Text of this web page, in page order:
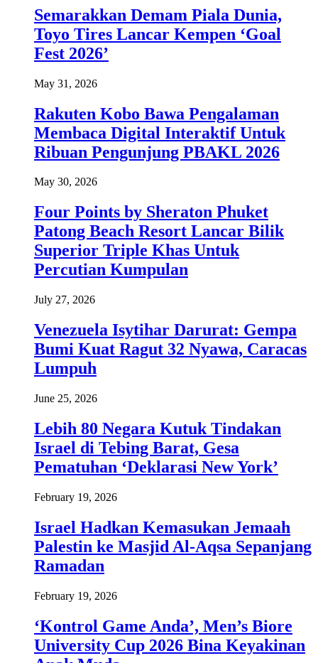
Semarakkan Demam Piala Dunia,
Toyo Tires Lancar Kempen ‘Goal
Fest 2026’
May 31, 2026
Rakuten Kobo Bawa Pengalaman
Membaca Digital Interaktif Untuk
Ribuan Pengunjung PBAKL 2026
May 30, 2026
Four Points by Sheraton Phuket
Patong Beach Resort Lancar Bilik
Superior Triple Khas Untuk
Percutian Kumpulan
July 27, 2026
Venezuela Isytihar Darurat: Gempa
Bumi Kuat Ragut 32 Nyawa, Caracas
Lumpuh
June 25, 2026
Lebih 80 Negara Kutuk Tindakan
Israel di Tebing Barat, Gesa
Pematuhan ‘Deklarasi New York’
February 19, 2026
Israel Hadkan Kemasukan Jemaah
Palestin ke Masjid Al-Aqsa Sepanjang
Ramadan
February 19, 2026
‘Kontrol Game Anda’, Men’s Biore
University Cup 2026 Bina Keyakinan